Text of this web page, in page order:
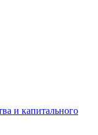
и капитального